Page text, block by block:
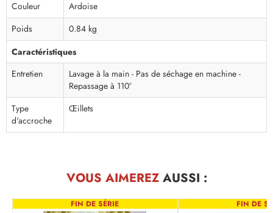
Couleur
Ardoise
Poids
0.84 kg
Caractéristiques
Entretien
Lavage à la main - Pas de séchage en machine -
Repassage à 110°
Type
d'accroche
Œillets
VOUS AIMEREZAUSSI :
FIN DE SÉRIE FIN DE